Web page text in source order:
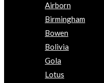
Airborn
Birmingham
Bowen
Bolivia
Gola
Lotus